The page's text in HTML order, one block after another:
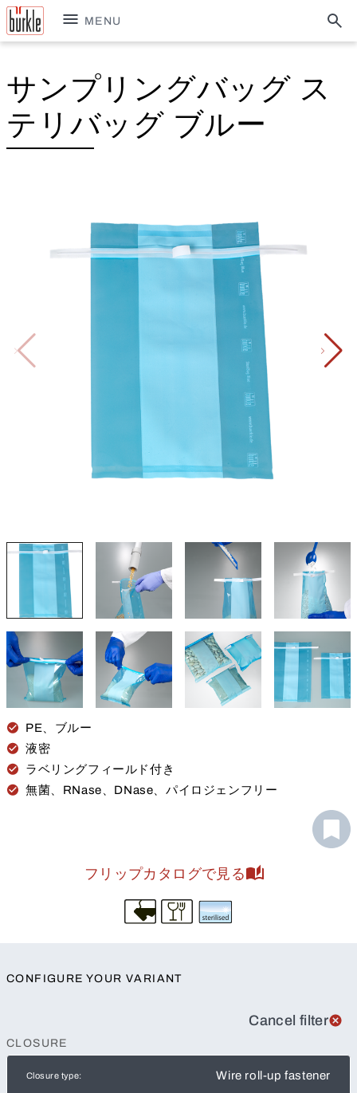
MENU
サンプリングバッグ ス
テリバッグ ブルー
PE、ブルー
液密
ラベリングフィールド付き
無菌、RNase、DNase、パイロジェンフリー
フリップカタログで見る
CONFIGURE YOUR VARIANT
Cancel filter
CLOSURE
Closure type: Wire roll-up fastener